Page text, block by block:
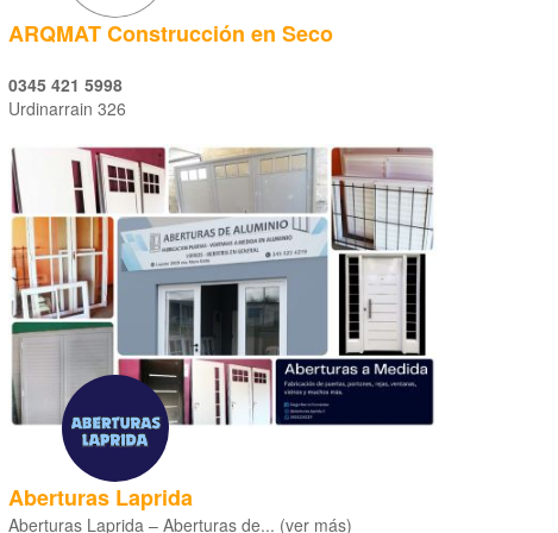
ARQMAT Construcción en Seco
0345 421 5998
Urdinarrain 326
Aberturas Laprida
Aberturas Laprida – Aberturas de... (ver más)